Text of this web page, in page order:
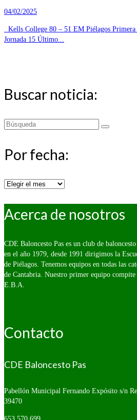
04/02/2025
Kells College 80 – 51 EM Piélagos
Jornada 15 Último...
Buscar noticia:
Buscar
Por fecha:
Por
Acerca de nosotros
CDE Baloncesto Pas es un club de
en el año 1979, desde 1991 dirigimos la
de Piélagos. Tenemos equipos en todas las
de Cantabria. Nuestro primer equipo
E.B.A.
Contacto
CDE Baloncesto Pas
Pabellón Municipal Fernando Expósito s/n
39470